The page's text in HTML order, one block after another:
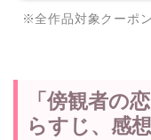
※全作品対象クーポ
「傍観者の
らすじ、感想